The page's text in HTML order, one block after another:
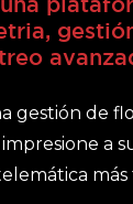
gestión de
a
más